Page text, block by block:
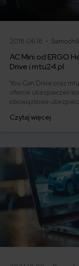
2018.06.18 •
AC Mini od ERGO
Drive i mtu24.pl
You Can Drive oraz mtu24.pl to marki
ofercie ubezpieczeń
obowiązkowe
dobrowolne min. AC,
Czytaj więcej